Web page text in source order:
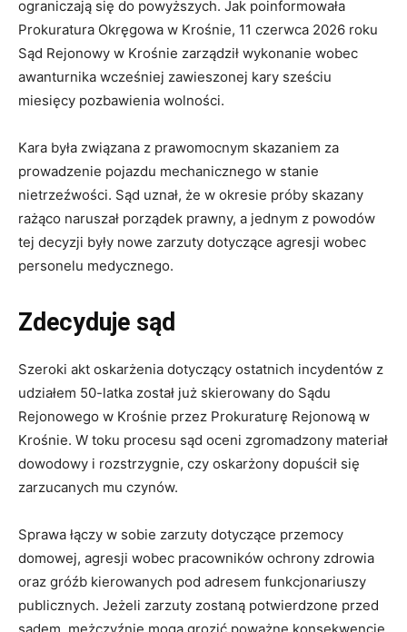
ograniczają się do powyższych. Jak poinformowała
Prokuratura Okręgowa w Krośnie, 11 czerwca 2026 roku
Sąd Rejonowy w Krośnie zarządził wykonanie wobec
awanturnika wcześniej zawieszonej kary sześciu
miesięcy pozbawienia wolności.
Kara była związana z prawomocnym skazaniem za
prowadzenie pojazdu mechanicznego w stanie
nietrzeźwości. Sąd uznał, że w okresie próby skazany
rażąco naruszał porządek prawny, a jednym z powodów
tej decyzji były nowe zarzuty dotyczące agresji wobec
personelu medycznego.
Zdecyduje sąd
Szeroki akt oskarżenia dotyczący ostatnich incydentów z
udziałem 50-latka został już skierowany do Sądu
Rejonowego w Krośnie przez Prokuraturę Rejonową w
Krośnie. W toku procesu sąd oceni zgromadzony materiał
dowodowy i rozstrzygnie, czy oskarżony dopuścił się
zarzucanych mu czynów.
Sprawa łączy w sobie zarzuty dotyczące przemocy
domowej, agresji wobec pracowników ochrony zdrowia
oraz gróźb kierowanych pod adresem funkcjonariuszy
publicznych. Jeżeli zarzuty zostaną potwierdzone przed